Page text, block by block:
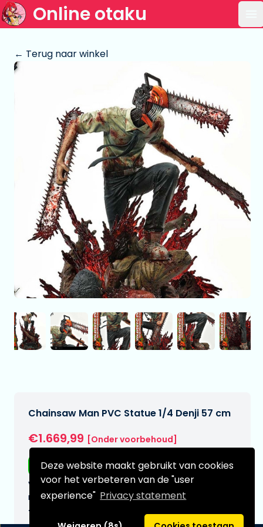
Deze website maakt gebruikt van cookies
voor het verbeteren van de "user
experience" Privacy statement
Online otaku
← Terug naar winkel
Chainsaw Man PVC Statue 1/4 Denji 57 cm
€1.669,99 [Onder voorbehoud]
Gratis verzending
Verwachtte leverdatum:
n.v.t.
Type: